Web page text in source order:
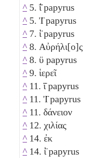
^ 5. ΐ̈ papyrus
^ 5. Ἰ̈ papyrus
^ 7. ἱ̈ papyrus
^ 8. Αὐρήλι[ο]ς
^ 8. ϋ papyrus
^ 9. ἱερεῖ
^ 11. ϊ̈ papyrus
^ 11. Ἰ̈ papyrus
^ 11. δάνειον
^ 12. χιλίας
^ 14. ἐκ
^ 14. ἰ̈ papyrus